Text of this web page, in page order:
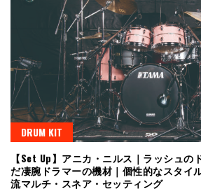
DRUM KIT
【Set Up】アニカ・ニルス｜ラッシュの
だ凄腕ドラマーの機材｜個性的なスタイ
流マルチ・スネア・セッティング